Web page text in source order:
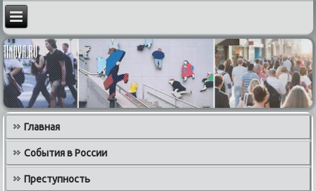
Главная
События в России
Преступность